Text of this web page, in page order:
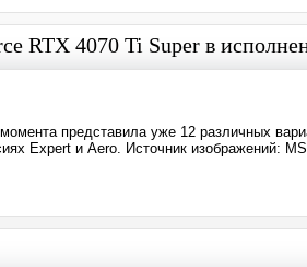
RTX 4070 Ti Super в
представила уже 12 различных
Expert и Aero. Источник изображений: MSI